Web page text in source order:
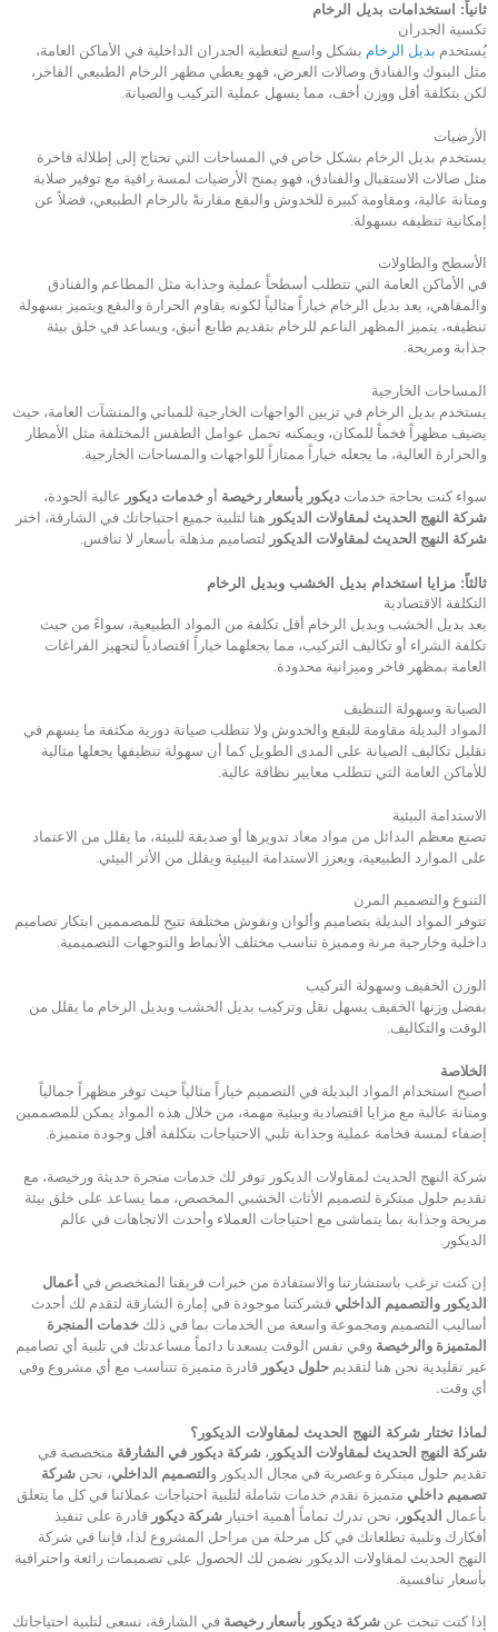
ثانياً: استخدامات بديل الرخام
تكسية الجدران
يُستخدم بديل الرخام بشكل واسع لتغطية الجدران الداخلية في الأماكن العامة،
مثل البنوك والفنادق وصالات العرض، فهو يعطي مظهر الرخام الطبيعي الفاخر،
لكن بتكلفة أقل ووزن أخف، مما يسهل عملية التركيب والصيانة.
الأرضيات
يستخدم بديل الرخام بشكل خاص في المساحات التي تحتاج إلى إطلالة فاخرة
مثل صالات الاستقبال والفنادق، فهو يمنح الأرضيات لمسة راقية مع توفير صلابة
ومتانة عالية، ومقاومة كبيرة للخدوش والبقع مقارنةً بالرخام الطبيعي، فضلاً عن
إمكانية تنظيفه بسهولة.
الأسطح والطاولات
في الأماكن العامة التي تتطلب أسطحاً عملية وجذابة مثل المطاعم والفنادق
والمقاهي، يعد بديل الرخام خياراً مثالياً لكونه يقاوم الحرارة والبقع ويتميز بسهولة
تنظيفه، يتميز المظهر الناعم للرخام بتقديم طابع أنيق، ويساعد في خلق بيئة
جذابة ومريحة.
المساحات الخارجية
يستخدم بديل الرخام في تزيين الواجهات الخارجية للمباني والمنشآت العامة، حيث
يضيف مظهراً فخماً للمكان، ويمكنه تحمل عوامل الطقس المختلفة مثل الأمطار
والحرارة العالية، ما يجعله خياراً ممتازاً للواجهات والمساحات الخارجية.
سواء كنت بحاجة خدمات ديكور بأسعار رخيصة أو خدمات ديكور عالية الجودة،
شركة النهج الحديث لمقاولات الديكور هنا لتلبية جميع احتياجاتك في الشارقة، اختر
شركة النهج الحديث لمقاولات الديكور لتصاميم مذهلة بأسعار لا تنافس.
ثالثاً: مزايا استخدام بديل الخشب وبديل الرخام
التكلفة الاقتصادية
يعد بديل الخشب وبديل الرخام أقل تكلفة من المواد الطبيعية، سواءً من حيث
تكلفة الشراء أو تكاليف التركيب، مما يجعلهما خياراً اقتصادياً لتجهيز الفراغات
العامة بمظهر فاخر وميزانية محدودة.
الصيانة وسهولة التنظيف
المواد البديلة مقاومة للبقع والخدوش ولا تتطلب صيانة دورية مكثفة ما يسهم في
تقليل تكاليف الصيانة على المدى الطويل كما أن سهولة تنظيفها يجعلها مثالية
للأماكن العامة التي تتطلب معايير نظافة عالية.
الاستدامة البيئية
تصنع معظم البدائل من مواد معاد تدويرها أو صديقة للبيئة، ما يقلل من الاعتماد
على الموارد الطبيعية، ويعزز الاستدامة البيئية ويقلل من الأثر البيئي.
التنوع والتصميم المرن
تتوفر المواد البديلة بتصاميم وألوان ونقوش مختلفة تتيح للمصممين ابتكار تصاميم
داخلية وخارجية مرنة ومميزة تناسب مختلف الأنماط والتوجهات التصميمية.
الوزن الخفيف وسهولة التركيب
بفضل وزنها الخفيف يسهل نقل وتركيب بديل الخشب وبديل الرخام ما يقلل من
الوقت والتكاليف.
الخلاصة
أصبح استخدام المواد البديلة في التصميم خياراً مثالياً حيث توفر مظهراً جمالياً
ومتانة عالية مع مزايا اقتصادية وبيئية مهمة، من خلال هذه المواد يمكن للمصممين
إضفاء لمسة فخامة عملية وجذابة تلبي الاحتياجات بتكلفة أقل وجودة متميزة.
شركة النهج الحديث لمقاولات الديكور توفر لك خدمات منجرة حديثة ورخيصة، مع
تقديم حلول مبتكرة لتصميم الأثاث الخشبي المخصص، مما يساعد على خلق بيئة
مريحة وجذابة بما يتماشى مع احتياجات العملاء وأحدث الاتجاهات في عالم
الديكور.
إن كنت ترغب باستشارتنا والاستفادة من خبرات فريقنا المتخصص في أعمال
الديكور والتصميم الداخلي فشركتنا موجودة في إمارة الشارقة لتقدم لك أحدث
أساليب التصميم ومجموعة واسعة من الخدمات بما في ذلك خدمات المنجرة
المتميزة والرخيصة وفي نفس الوقت يسعدنا دائماً مساعدتك في تلبية أي تصاميم
غير تقليدية نحن هنا لتقديم حلول ديكور قادرة متميزة تتناسب مع أي مشروع وفي
أي وقت.
لماذا تختار شركة النهج الحديث لمقاولات الديكور؟
شركة النهج الحديث لمقاولات الديكور ، شركة ديكور في الشارقة متخصصة في
تقديم حلول مبتكرة وعصرية في مجال الديكور و التصميم الداخلي، نحن شركة
تصميم داخلي متميزة نقدم خدمات شاملة لتلبية احتياجات عملائنا في كل ما يتعلق
بأعمال الديكور ، نحن ندرك تماماً أهمية اختيار شركة ديكور قادرة على تنفيذ
أفكارك وتلبية تطلعاتك في كل مرحلة من مراحل المشروع لذا، فإننا في شركة
النهج الحديث لمقاولات الديكور نضمن لك الحصول على تصميمات رائعة واحترافية
بأسعار تنافسية.
إذا كنت تبحث عن شركة ديكور بأسعار رخيصة في الشارقة، نسعى لتلبية احتياجاتك